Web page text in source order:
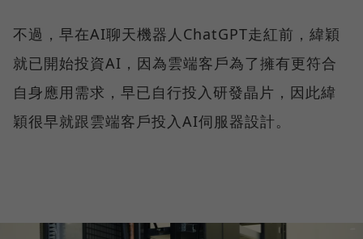
不過，早在AI聊天機器人ChatGPT走紅前，緯穎
就已開始投資AI，因為雲端客戶為了擁有更符合
自身應用需求，早已自行投入研發晶片，因此緯
穎很早就跟雲端客戶投入AI伺服器設計。